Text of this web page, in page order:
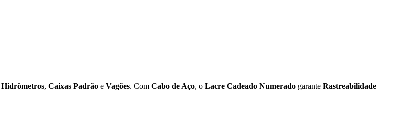
Hidrômetros, Caixas Padrão e Vagões. Com Cabo de Aço, o Lacre Cadeado Numerado garante Rastreabilidade